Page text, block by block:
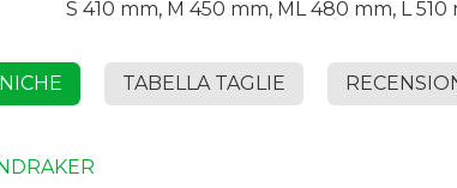
S 410 mm, M 450 mm, ML 480 mm, L 510
TABELLA TAGLIE